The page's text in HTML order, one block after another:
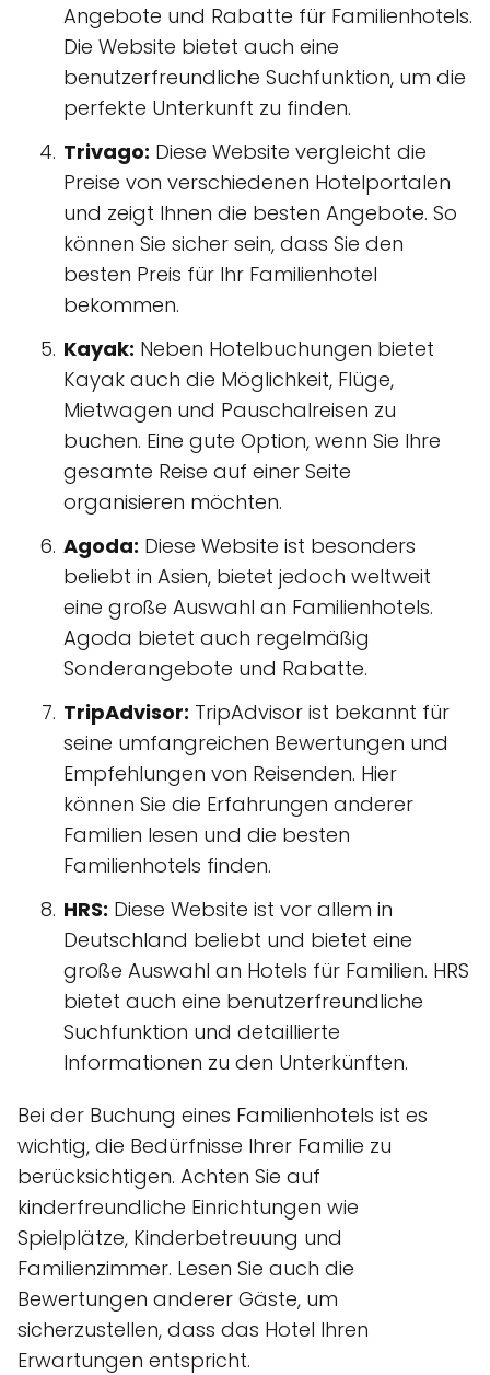
Angebote und Rabatte für Familienhotels.
Die Website bietet auch eine
benutzerfreundliche Suchfunktion, um die
perfekte Unterkunft zu finden.
Trivago: Diese Website vergleicht die
Preise von verschiedenen Hotelportalen
und zeigt Ihnen die besten Angebote. So
können Sie sicher sein, dass Sie den
besten Preis für Ihr Familienhotel
bekommen.
Kayak: Neben Hotelbuchungen bietet
Kayak auch die Möglichkeit, Flüge,
Mietwagen und Pauschalreisen zu
buchen. Eine gute Option, wenn Sie Ihre
gesamte Reise auf einer Seite
organisieren möchten.
Agoda: Diese Website ist besonders
beliebt in Asien, bietet jedoch weltweit
eine große Auswahl an Familienhotels.
Agoda bietet auch regelmäßig
Sonderangebote und Rabatte.
TripAdvisor: TripAdvisor ist bekannt für
seine umfangreichen Bewertungen und
Empfehlungen von Reisenden. Hier
können Sie die Erfahrungen anderer
Familien lesen und die besten
Familienhotels finden.
HRS: Diese Website ist vor allem in
Deutschland beliebt und bietet eine
große Auswahl an Hotels für Familien. HRS
bietet auch eine benutzerfreundliche
Suchfunktion und detaillierte
Informationen zu den Unterkünften.
Bei der Buchung eines Familienhotels ist es
wichtig, die Bedürfnisse Ihrer Familie zu
berücksichtigen. Achten Sie auf
kinderfreundliche Einrichtungen wie
Spielplätze, Kinderbetreuung und
Familienzimmer. Lesen Sie auch die
Bewertungen anderer Gäste, um
sicherzustellen, dass das Hotel Ihren
Erwartungen entspricht.